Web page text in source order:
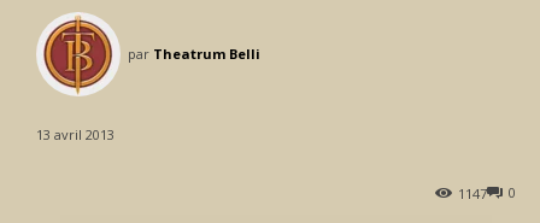
par Theatrum Belli
13 avril 2013
0
1147